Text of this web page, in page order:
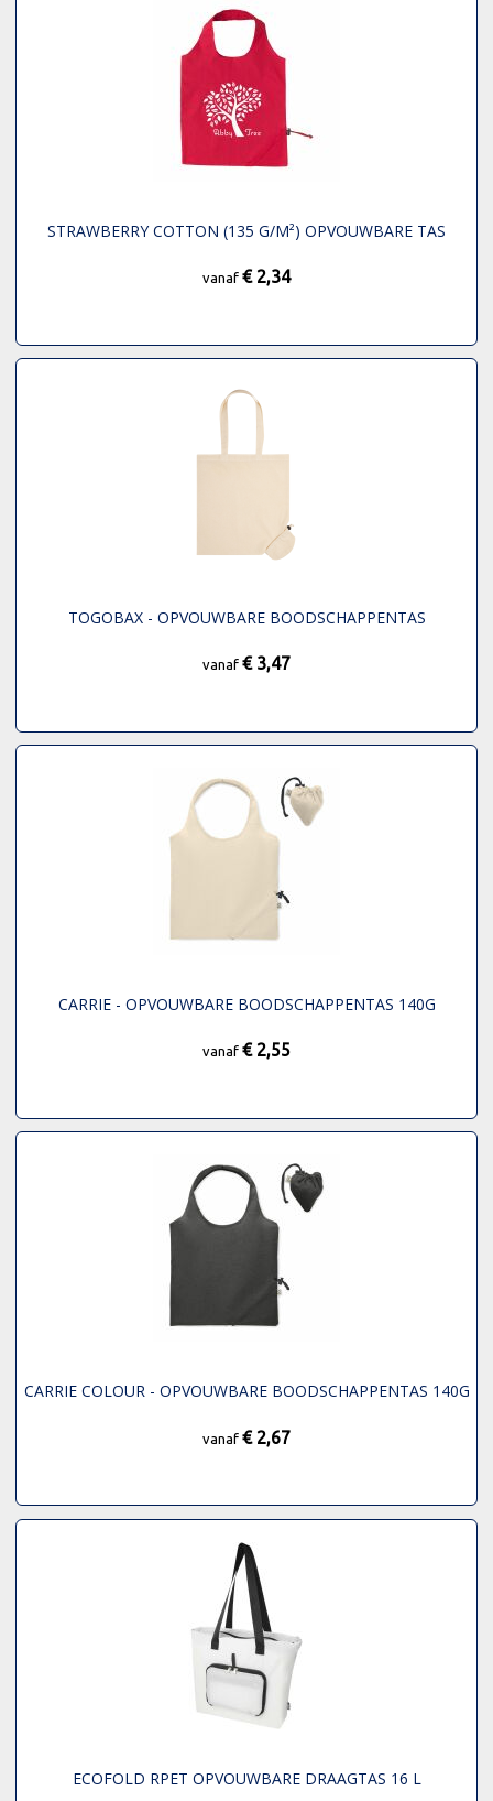
STRAWBERRY COTTON (135 G/M²) OPVOUWBARE TAS
vanaf € 2,34
TOGOBAX - OPVOUWBARE BOODSCHAPPENTAS
vanaf € 3,47
CARRIE - OPVOUWBARE BOODSCHAPPENTAS 140G
vanaf € 2,55
CARRIE COLOUR - OPVOUWBARE BOODSCHAPPENTAS 140G
vanaf € 2,67
ECOFOLD RPET OPVOUWBARE DRAAGTAS 16 L